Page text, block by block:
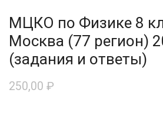
МЦКО по Физике 8
Москва (77 регион)
(задания и ответы)
250,00 ₽